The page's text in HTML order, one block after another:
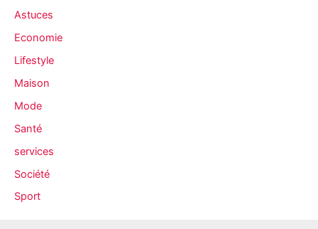
v
Astuces
Economie
Lifestyle
Maison
Mode
Santé
services
Société
Sport